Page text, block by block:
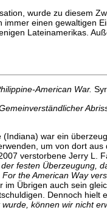
wurde zu diesem
einen gewaltigen
Lateinamerikas.
American War.
war ein
um von dort
verstorbene Jerry L.
der festen Überzeugung,
the American Way
im Übrigen auch sein
Dennoch hielt
können wir nicht